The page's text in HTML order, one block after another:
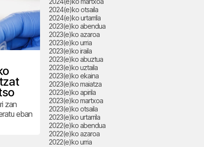
zan
eban
2024(e)ko otsaila
2024(e)ko urtarrila
2023(e)ko abendua
2023(e)ko azaroa
2023(e)ko urria
2023(e)ko iraila
2023(e)ko abuztua
2023(e)ko uztaila
2023(e)ko ekaina
2023(e)ko maiatza
2023(e)ko apirila
2023(e)ko martxoa
2023(e)ko otsaila
2023(e)ko urtarrila
2022(e)ko abendua
2022(e)ko azaroa
2022(e)ko urria